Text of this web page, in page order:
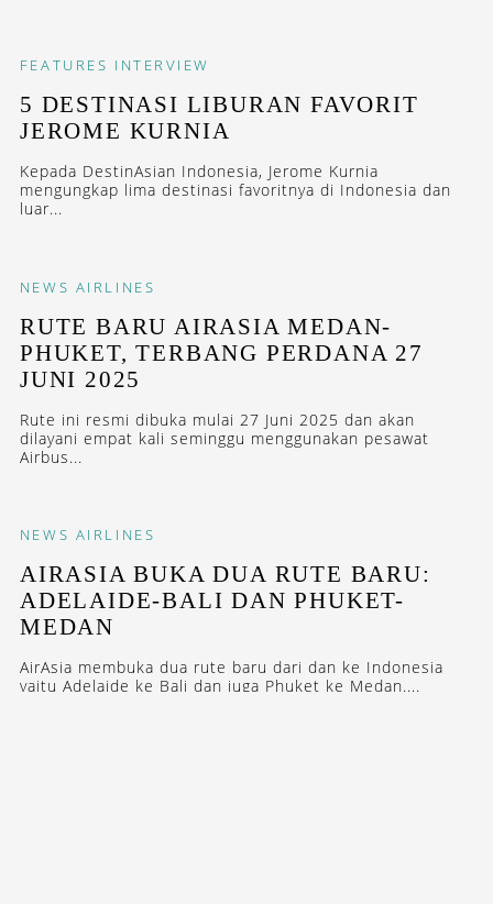
FEATURES INTERVIEW
5 DESTINASI LIBURAN FAVORIT
JEROME KURNIA
Kepada DestinAsian Indonesia, Jerome Kurnia
mengungkap lima destinasi favoritnya di Indonesia dan
luar...
NEWS AIRLINES
RUTE BARU AIRASIA MEDAN-
PHUKET, TERBANG PERDANA 27
JUNI 2025
Rute ini resmi dibuka mulai 27 Juni 2025 dan akan
dilayani empat kali seminggu menggunakan pesawat
Airbus...
NEWS AIRLINES
AIRASIA BUKA DUA RUTE BARU:
ADELAIDE-BALI DAN PHUKET-
MEDAN
AirAsia membuka dua rute baru dari dan ke Indonesia
yaitu Adelaide ke Bali dan juga Phuket ke Medan....